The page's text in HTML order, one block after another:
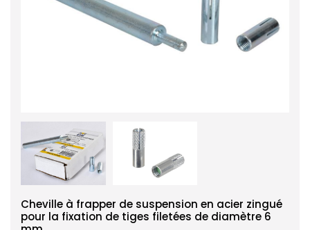
Cheville à frapper de suspension en acier zingué
pour la fixation de tiges filetées de diamètre 6